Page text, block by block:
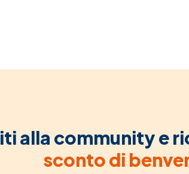
alla community e
sconto di